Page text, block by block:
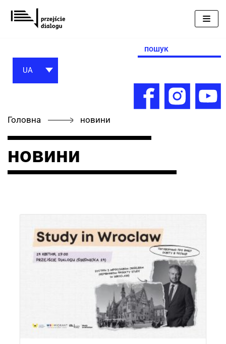
Перейти
до
Search
for:
UA
Головна новини
новини